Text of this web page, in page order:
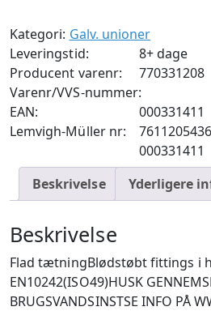
1/2
antal
Kategori: Galv. unioner
Leveringstid:
8+ dage
Producent varenr:
770331208
Varenr/VVS-nummer:
000331411
EAN:
Lemvigh-Müller nr:
000331411
Beskrivelse
Yderligere
Beskrivelse
Flad tætningBlødstøbt fittings i
EN10242(ISO49)HUSK
BRUGSVANDSINSTSE INFO PÅ